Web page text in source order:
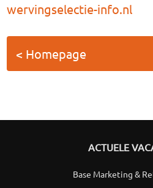
wervingselectie-info.nl
< Homepage
ACTUELE
Base Marketing &